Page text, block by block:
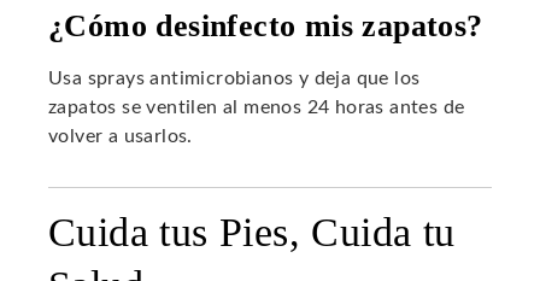
¿Cómo desinfecto mis zapatos?
Usa sprays antimicrobianos y deja que los
zapatos se ventilen al menos 24 horas antes de
volver a usarlos.
Cuida tus Pies, Cuida tu